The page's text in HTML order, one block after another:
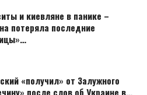
и киевляне в панике –
потеряла последние
«получил» от Залужного
после слов об Украине в…